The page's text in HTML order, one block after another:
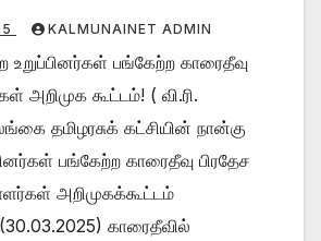
KALMUNAINET ADMIN
உறுப்பினர்கள் பங்கேற்ற காரைதீவு
அறிமுக கூட்டம்! ( வி.ரி.
தமிழரசுக் கட்சியின் நான்கு
பங்கேற்ற காரைதீவு பிரதேச
அறிமுகக்கூட்டம்
காரைதீவில்